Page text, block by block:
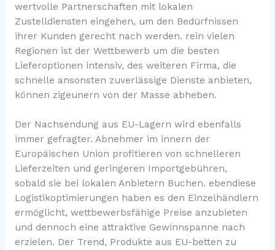
wertvolle Partnerschaften mit lokalen
Zustelldiensten eingehen, um den Bedürfnissen
ihrer Kunden gerecht nach werden. rein vielen
Regionen ist der Wettbewerb um die besten
Lieferoptionen intensiv, des weiteren Firma, die
schnelle ansonsten zuverlässige Dienste anbieten,
können zigeunern von der Masse abheben.
Der Nachsendung aus EU-Lagern wird ebenfalls
immer gefragter. Abnehmer im innern der
Europäischen Union profitieren von schnelleren
Lieferzeiten und geringeren Importgebühren,
sobald sie bei lokalen Anbietern Buchen. ebendiese
Logistikoptimierungen haben es den Einzelhändlern
ermöglicht, wettbewerbsfähige Preise anzubieten
und dennoch eine attraktive Gewinnspanne nach
erzielen. Der Trend, Produkte aus EU-betten zu